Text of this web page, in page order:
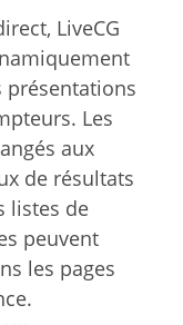
LiveCG
présentations
Les
aux
de résultats
listes de
peuvent
les pages